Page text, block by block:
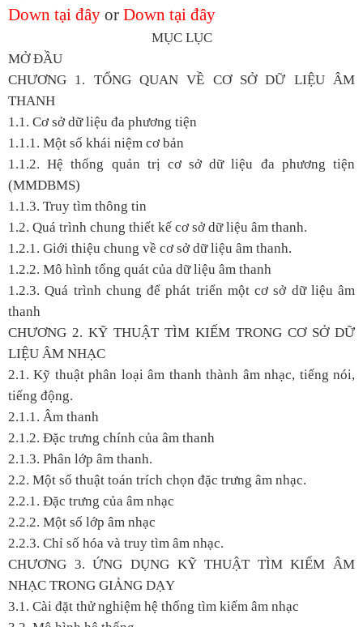
Down tại đây or Down tại đây
MỤC LỤC
MỞ ĐẦU
CHƯƠNG 1. TỔNG QUAN VỀ CƠ SỞ DỮ LIỆU ÂM
THANH
1.1. Cơ sở dữ liệu đa phương tiện
1.1.1. Một số khái niệm cơ bản
1.1.2. Hệ thống quản trị cơ sở dữ liệu đa phương tiện
(MMDBMS)
1.1.3. Truy tìm thông tin
1.2. Quá trình chung thiết kế cơ sở dữ liệu âm thanh.
1.2.1. Giới thiệu chung về cơ sở dữ liệu âm thanh.
1.2.2. Mô hình tổng quát của dữ liệu âm thanh
1.2.3. Quá trình chung để phát triển một cơ sở dữ liệu âm
thanh
CHƯƠNG 2. KỸ THUẬT TÌM KIẾM TRONG CƠ SỞ DỮ
LIỆU ÂM NHẠC
2.1. Kỹ thuật phân loại âm thanh thành âm nhạc, tiếng nói,
tiếng động.
2.1.1. Âm thanh
2.1.2. Đặc trưng chính của âm thanh
2.1.3. Phân lớp âm thanh.
2.2. Một số thuật toán trích chọn đặc trưng âm nhạc.
2.2.1. Đặc trưng của âm nhạc
2.2.2. Một số lớp âm nhạc
2.2.3. Chỉ số hóa và truy tìm âm nhạc.
CHƯƠNG 3. ỨNG DỤNG KỸ THUẬT TÌM KIẾM ÂM
NHẠC TRONG GIẢNG DẠY
3.1. Cài đặt thử nghiệm hệ thống tìm kiếm âm nhạc